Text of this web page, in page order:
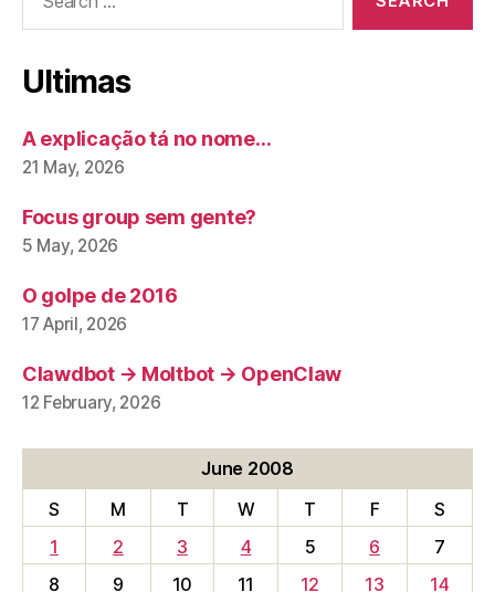
Ultimas
A explicação tá no nome…
21 May, 2026
Focus group sem gente?
5 May, 2026
O golpe de 2016
17 April, 2026
Clawdbot → Moltbot → OpenClaw
12 February, 2026
June 2008
S
M T W T F
S
1
2 3 4 5 6
7
8
9 10 11 12 13 14